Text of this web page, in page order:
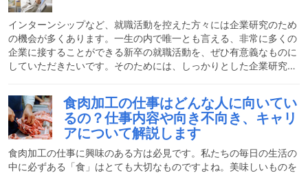
て頂くという流れになり、「商品手配」「売場管理」「接客」の三
つに分かれます。食品販売求人は会社でどういう役割を求められる
インターンシップなど、就職活動を控えた方々には企業研究のため
の機会が多くあります。一生の内で唯一とも言える、非常に多くの
企業に接することができる新卒の就職活動を、ぜひ有意義なものに
していただきたいです。そのためには、しっかりとした企業研究
め直すことが必要になります。就職内定をもらうことが目的ではな
く、入社後いかに情熱を持って楽しく仕事を続けることができる
か、10年後、20年後の未来を見据えた活動が必要です。真摯に自
分自身と向き合いましょう。さて、今回はその様な就職活動を控え
ている皆様向けに、食品卸業の仕事についてご紹介していきます。
食
食肉加工の仕事はどんな人に向いてい
るの？仕事内容や向き不向き、キャリ
アについて解説します
食肉加工の仕事に興味のある方は必見です。私たちの毎日の生活の
中に必ずある「食」はとても大切なものですよね。美味しいものを